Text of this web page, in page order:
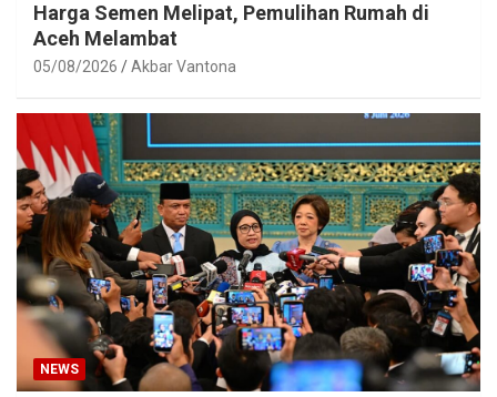
Harga Semen Melipat, Pemulihan Rumah di
Aceh Melambat
05/08/2026 Akbar Vantona
NEWS